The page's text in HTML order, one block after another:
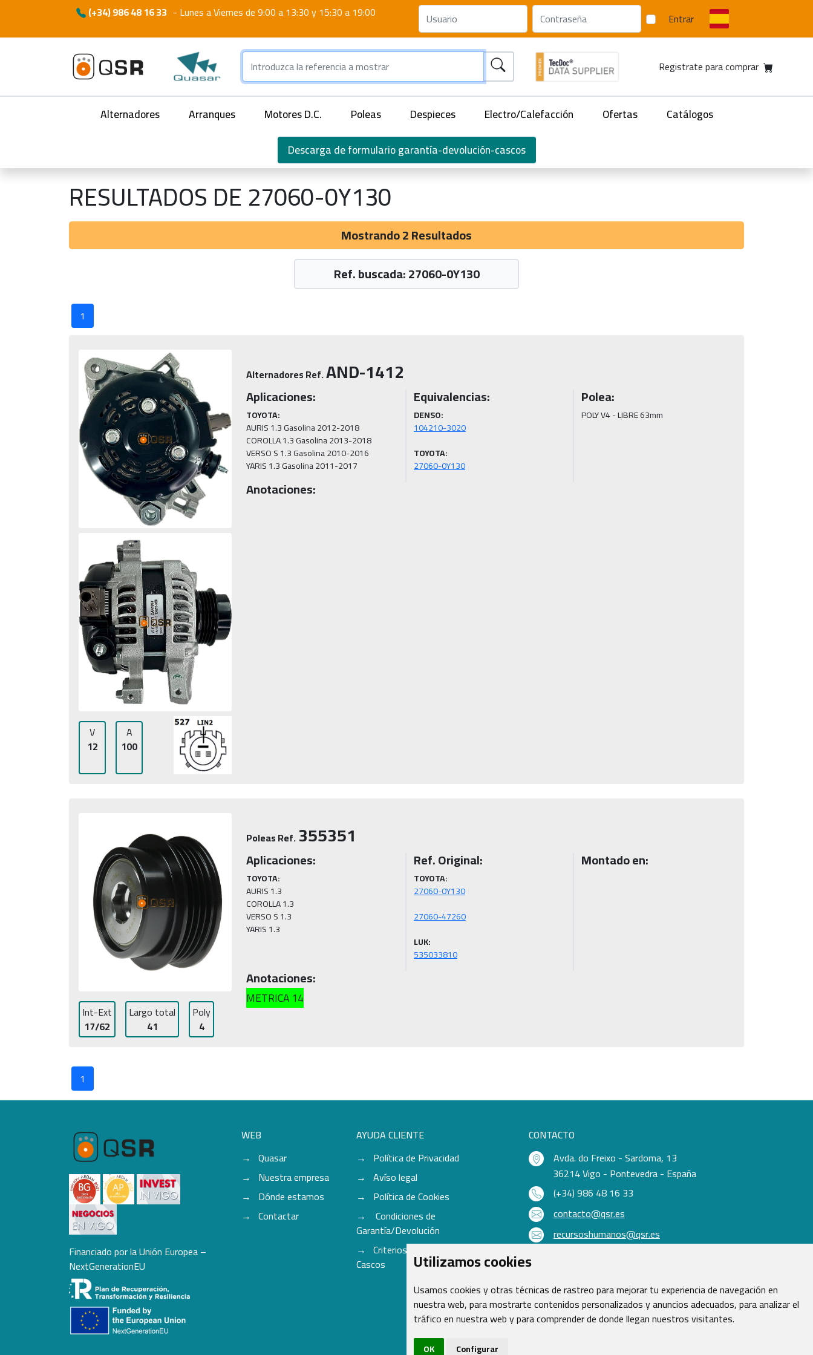
Utilizamos cookies
Usamos cookies y otras técnicas de rastreo para mejorar tu experiencia de navegación en
nuestra web, para mostrarte contenidos personalizados y anuncios adecuados, para analizar el
tráfico en nuestra web y para comprender de donde llegan nuestros visitantes.
OK Configurar
(+34) 986 48 16 33 - Lunes a Viernes de 9:00 a 13:30 y 15:30 a 19:00 Entrar
Registrate para comprar
Alternadores Arranques Motores D.C. Poleas Despieces Electro/Calefacción Ofertas
Catálogos
Descarga de formulario garantía-devolución-cascos
RESULTADOS DE 27060-0Y130
Mostrando 2 Resultados
Ref. buscada: 27060-0Y130
1
V
12
A
100
Alternadores Ref.AND-1412
Aplicaciones:
TOYOTA:
AURIS 1.3 Gasolina 2012-2018
COROLLA 1.3 Gasolina 2013-2018
VERSO S 1.3 Gasolina 2010-2016
YARIS 1.3 Gasolina 2011-2017
Equivalencias:
DENSO:
104210-3020
TOYOTA:
27060-0Y130
Polea:
POLY V4 - LIBRE 63mm
Anotaciones:
Int-Ext
17/62
Largo total
41
Poly
4
Poleas Ref. 355351
Aplicaciones:
TOYOTA:
AURIS 1.3
COROLLA 1.3
VERSO S 1.3
Ref. Original:
TOYOTA:
27060-0Y130
27060-47260
LUK:
535033810
Montado en:
Anotaciones:
METRICA 14
1
Financiado por la Unión Europea –
NextGenerationEU
WEB
Quasar
Nuestra empresa
Dónde estamos
Contactar
AYUDA CLIENTE
Política de Privacidad
Avíso legal
Política de Cookies
Condiciones de
Garantía/Devolución
Criterios para aceptación de
Cascos
CONTACTO
Avda. do Freixo - Sardoma, 13
36214 Vigo - Pontevedra - España
(+34) 986 48 16 33
contacto@qsr.es
recursoshumanos@qsr.es